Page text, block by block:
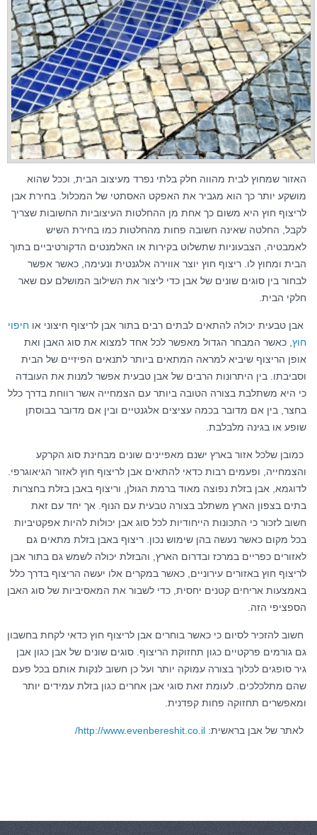
האזור שמחוץ לבית מהווה חלק בלתי נפרד מעיצוב הבית, וככל שהוא
מושקע יותר כך הוא מגביר את האפקט האסתטי של המכלול. בחירת אבן
לריצוף חוץ היא משום כך אחת מן ההחלטות העיצוביות החשובות שצריך
לקבל, החלטה שאינה חשובה פחות מהחלטות כמו בחירת השיש
לאמבטיה, הצבעוניות שתשלוט בקירות או האלמנטים הדקורטיביים בתוך
הבית ומחוץ לו. ריצוף חוץ יוצר אווירה אלגנטית ונעימה, כאשר אפשר
לבחור בין סוגים שונים של אבן כדי ליצור את השילוב המושלם עם שאר
חלקי הבית.
אבן טבעית יכולה להתאים לבתים רבים בתור אבן לריצוף חיצוני או חיפוי
חוץ , כאשר המבחר הגדול מאפשר לכל אחד למצוא את סוג האבן ואת
אופן הריצוף שיביא למראה המתאים ביותר לתנאים הפיזיים של הבית
וסביבתו. בין היתרונות הרבים של אבן טבעית אפשר למנות את העובדה
כי היא משתלבת בצורה הטובה ביותר עם הצמחייה אשר רווחת בדרך כלל
בחצר, בין אם מדובר בכמה עציצים אלגנטיים ובין אם מדובר בבוסתן
שופע או בגינה מלבלבת.
כמובן שלכל אזור בארץ ישנם מאפיינים שונים מבחינת סוג הקרקע
והצמחייה, ופעמים רבות כדאי להתאים אבן לריצוף חוץ לאזור הגיאוגרפי.
לדוגמא, אבן בזלת נפוצה מאוד ברמת הגולן, וריצוף באבן בזלת בחצרות
בתים בצפון הארץ משתלב בצורה טבעית עם הנוף. אך יחד עם זאת
חשוב לזכור כי התכונות הייחודיות לכל סוג אבן יכולות להיות אפקטיביות
בכל מקום כאשר נעשה בהן שימוש נכון. ריצוף באבן בזלת מתאים גם
לאזורים כפריים במרכז ובדרום הארץ, והבזלת יכולה לשמש גם בתור אבן
לריצוף חוץ באזורים עירוניים, כאשר במקרים אלו יעשה הריצוף בדרך כלל
באמצעות אריחים קטנים יחסית, כדי לשבור את המאסיביות של סוג האבן
הספציפי הזה.
חשוב להזכיר לסיום כי כאשר בוחרים אבן לריצוף חוץ כדאי לקחת בחשבון
גם גורמים פרקטיים כגון תחזוקת הריצוף. סוגים שונים של אבן כגון אבן
גיר סופגים לכלוך בצורה עמוקה יותר ועל כן חשוב לנקות אותם בכל פעם
שהם מתלכלכים. לעומת זאת סוגי אבן אחרים כגון בזלת עמידים יותר
ומאפשרים תחזוקה פחות קפדנית.
לאתר של אבן בראשית: http://www.evenbereshit.co.il/